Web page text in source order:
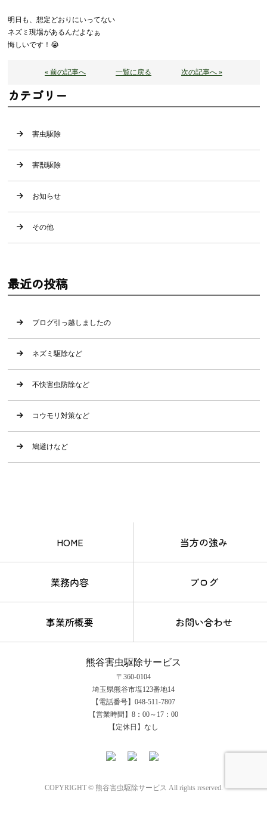
明日も、想定どおりにいってない
ネズミ現場があるんだよなぁ
悔しいです！😭
« 前の記事へ 一覧に戻る 次の記事へ »
カテゴリー
害虫駆除
害獣駆除
お知らせ
その他
最近の投稿
ブログ引っ越しましたの
ネズミ駆除など
不快害虫防除など
コウモリ対策など
鳩避けなど
HOME 当方の強み
業務内容 ブログ
事業所概要 お問い合わせ
熊谷害虫駆除サービス
〒360-0104
埼玉県熊谷市塩123番地14
【電話番号】048-511-7807
【営業時間】8：00～17：00
【定休日】なし
COPYRIGHT © 熊谷害虫駆除サービス All rights reserved.